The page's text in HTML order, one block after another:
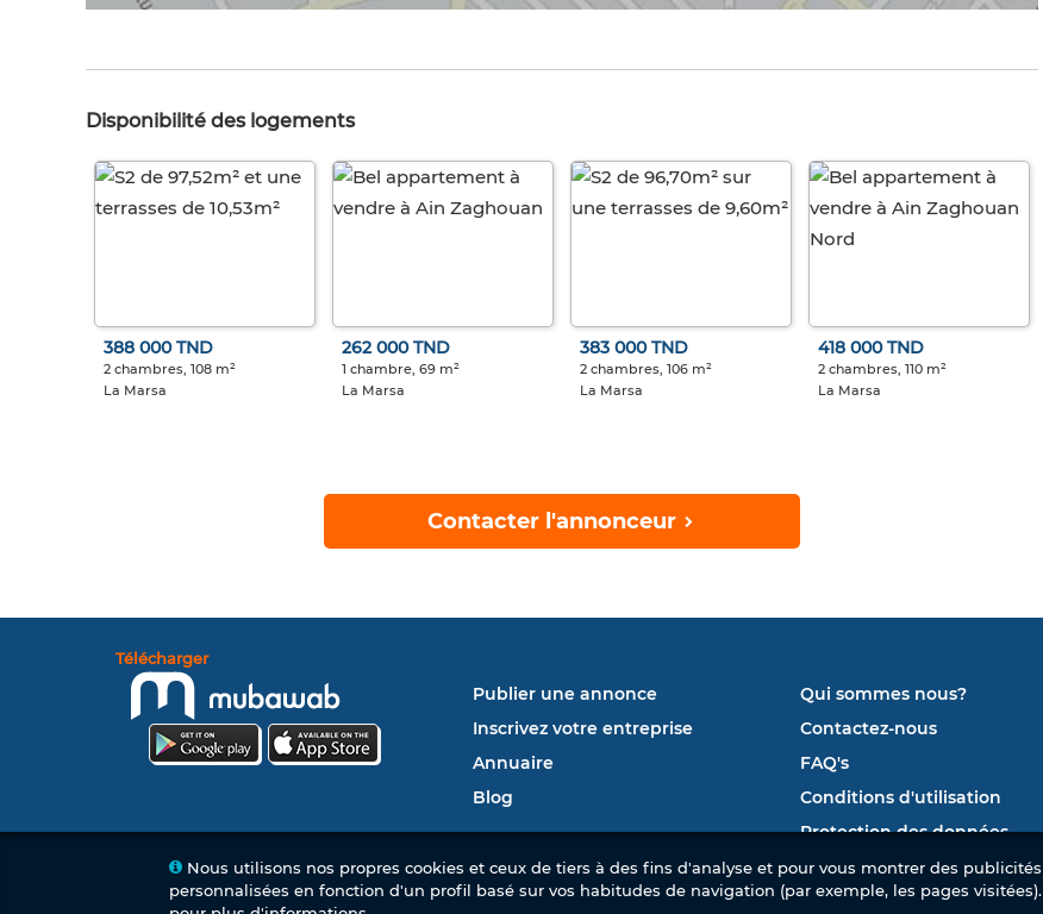
Disponibilité des logements
388 000 TND
2 chambres, 108 m²
La Marsa
262 000 TND
1 chambre, 69 m²
La Marsa
383 000 TND
2 chambres, 106 m²
La Marsa
418 000 TND
2 chambres, 110 m²
La Marsa
Contacter l'annonceur
Télécharger
Publier une annonce
Inscrivez votre entreprise
Annuaire
Blog
Qui sommes nous?
Contactez-nous
FAQ's
Conditions d'utilisation
Protection des données
Nous utilisons nos propres cookies et ceux de tiers à des fins d'analyse et pour vous montrer des publicités
personnalisées en fonction d'un profil basé sur vos habitudes de navigation (par exemple, les pages visitées).